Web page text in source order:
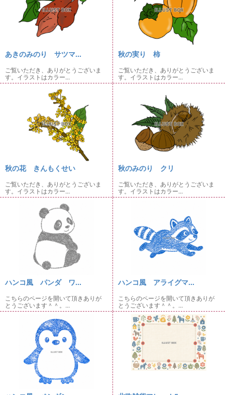
あきのみのり サツマ...
ご覧いただき、ありがとうございま
す。イラストはカラー...
秋の実り 柿
ご覧いただき、ありがとうございま
す。イラストはカラー...
秋の花 きんもくせい
ご覧いただき、ありがとうございま
す。イラストはカラー...
秋のみのり クリ
ご覧いただき、ありがとうございま
す。イラストはカラー...
ハンコ風 パンダ ワ...
こちらのページを開いて頂きありが
とうございます＾＾。...
ハンコ風 アライグマ...
こちらのページを開いて頂きありが
とうございます＾＾。...